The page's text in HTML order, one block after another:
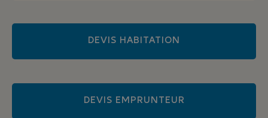
DEVIS HABITATION
DEVIS EMPRUNTEUR